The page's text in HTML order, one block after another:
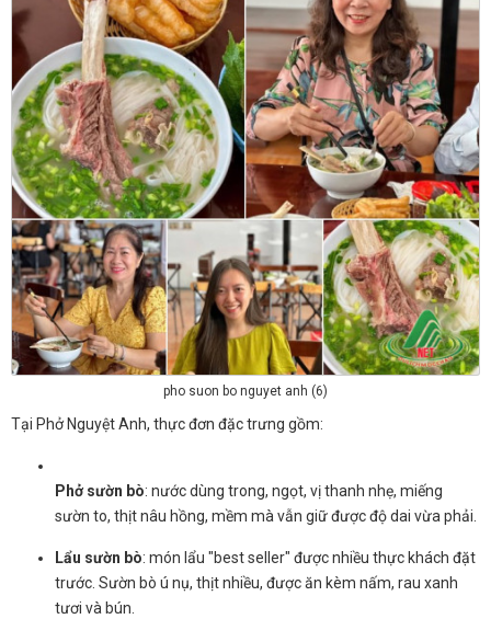
pho suon bo nguyet anh (6)
Tại Phở Nguyệt Anh, thực đơn đặc trưng gồm:
Phở sườn bò: nước dùng trong, ngọt, vị thanh nhẹ, miếng
sườn to, thịt nâu hồng, mềm mà vẫn giữ được độ dai vừa phải.
Lẩu sườn bò: món lẩu "best seller" được nhiều thực khách đặt
trước. Sườn bò ú nụ, thịt nhiều, được ăn kèm nấm, rau xanh
tươi và bún.